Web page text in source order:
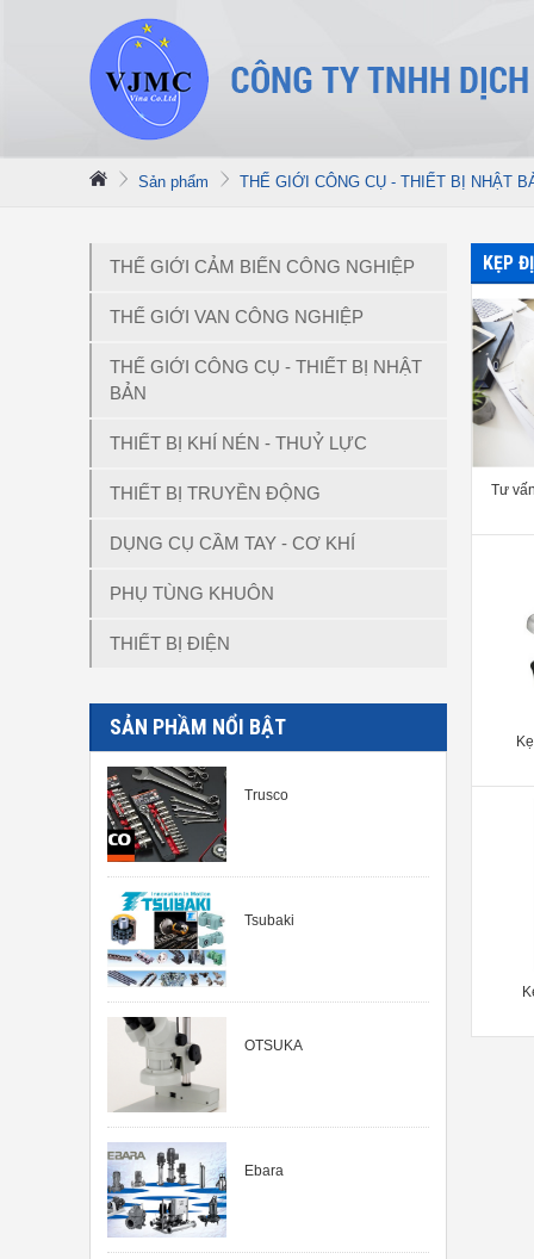
Sản phẩm THẾ GIỚI CÔNG CỤ - THIẾT BỊ NHẬT
THẾ GIỚI CẢM BIẾN CÔNG NGHIỆP
THẾ GIỚI VAN CÔNG NGHIỆP
THẾ GIỚI CÔNG CỤ - THIẾT BỊ NHẬT
BẢN
THIẾT BỊ KHÍ NÉN - THUỶ LỰC
THIẾT BỊ TRUYỀN ĐỘNG
DỤNG CỤ CẦM TAY - CƠ KHÍ
PHỤ TÙNG KHUÔN
THIẾT BỊ ĐIỆN
SẢN PHẦM NỔI BẬT
Trusco
Tsubaki
OTSUKA
Ebara
KẸP
Tư